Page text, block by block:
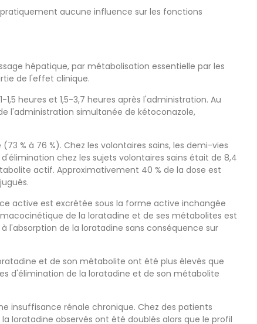
aucune influence sur les fonctions
hépatique, par métabolisation essentielle par les
de l'effet clinique.
heures et 1,5-3,7 heures après l'administration. Au
l'administration simultanée de kétoconazole,
% à 76 %). Chez les volontaires sains, les demi-vies
chez les sujets volontaires sains était de 8,4
actif. Approximativement 40 % de la dose est
active est excrétée sous la forme active inchangée
de la loratadine et de ses métabolites est
l'absorption de la loratadine sans conséquence sur
et de son métabolite ont été plus élevés que
d'élimination de la loratadine et de son métabolite
insuffisance rénale chronique. Chez des patients
loratadine observés ont été doublés alors que le profil